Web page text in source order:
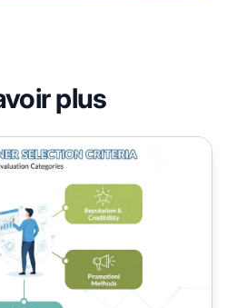
plus
affiliés pour votre programme